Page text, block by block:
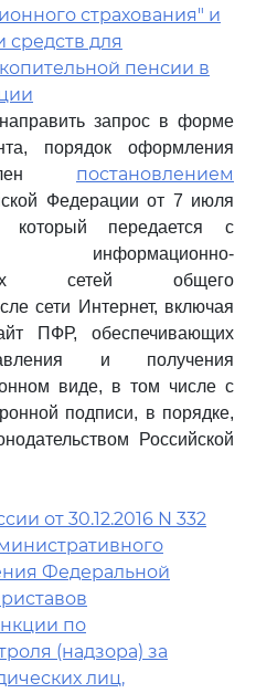
страхования" и
для
пенсии в
запрос в форме
порядок оформления
постановлением
Федерации от 7 июля
передается с
информационно-
сетей общего
сети Интернет, включая
ПФР, обеспечивающих
и получения
виде, в том числе с
подписи, в порядке,
Российской
от 30.12.2016 N 332
Федеральной
по
(надзора) за
лиц,